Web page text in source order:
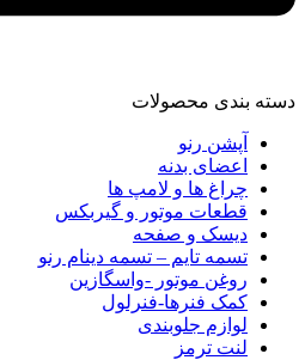
دسته‌ بندی محصولات
آپشن رنو
اعضای بدنه
چراغ ها و لامپ ها
قطعات موتور و گیربکس
دیسک و صفحه
تسمه تایم – تسمه دینام رنو
روغن موتور -واسگازین
کمک فنرها-فنرلول
لوازم جلوبندی
لنت ترمز